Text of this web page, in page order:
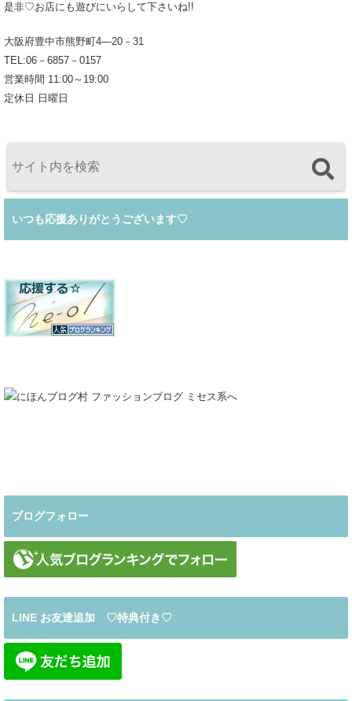
是非♡お店にも遊びにいらして下さいね!!
大阪府豊中市熊野町4―20－31
TEL:06－6857－0157
営業時間 11:00～19:00
定休日 日曜日
いつも応援ありがとうございます♡
ブログフォロー
LINE お友達追加 ♡特典付き♡